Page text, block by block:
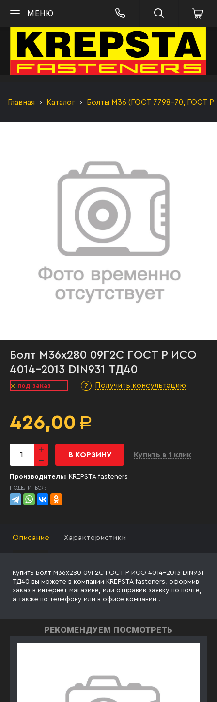
МЕНЮ
Главная Каталог Болты М36 (ГОСТ 7798-70, ГОСТ Р
Болт М36х280 09Г2С ГОСТ Р ИСО
4014-2013 DIN931 ТД40
под заказ Получить консультацию
426,00 Р
В КОРЗИНУ Купить в 1 клик
Производитель: KREPSTA fasteners
ПОДЕЛИТЬСЯ:
Описание Характеристики
Купить Болт М36х280 09Г2С ГОСТ Р ИСО 4014-2013 DIN931
ТД40 вы можете в компании KREPSTA fasteners, оформив
заказ в интернет магазине, или отправив заявку по почте,
а также по телефону или в офисе компании .
РЕКОМЕНДУЕМ ПОСМОТРЕТЬ